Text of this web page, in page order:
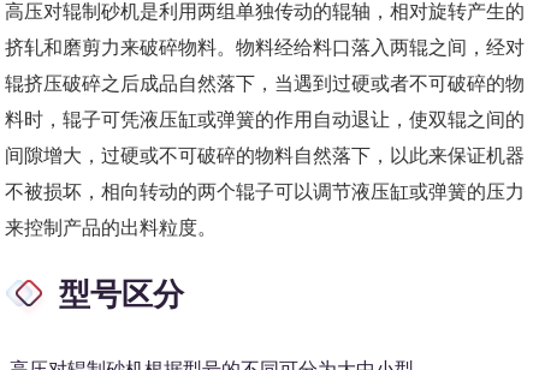
高压对辊制砂机是利用两组单独传动的辊轴，相对旋转产生的
挤轧和磨剪力来破碎物料。物料经给料口落入两辊之间，经对
辊挤压破碎之后成品自然落下，当遇到过硬或者不可破碎的物
料时，辊子可凭液压缸或弹簧的作用自动退让，使双辊之间的
间隙增大，过硬或不可破碎的物料自然落下，以此来保证机器
不被损坏，相向转动的两个辊子可以调节液压缸或弹簧的压力
来控制产品的出料粒度。
型号区分